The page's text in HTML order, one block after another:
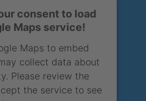
und Umgebung sind wir mit
Als R atgeberstehen wir
in Sachen
Themen rund umIhre
Immobilie harmant
E rfahrung ist Ihr Vorteil.
consent to load
Maps service!
Maps to embed
collect data about
Please review the
the service to see